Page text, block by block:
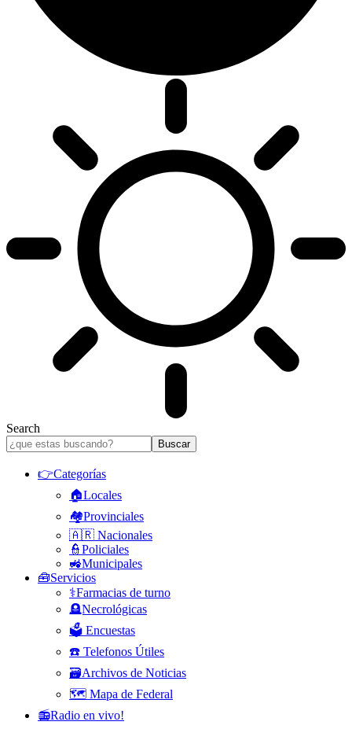
Search
👉Categorías
🏠Locales
🏘️Provinciales
🇦🇷 Nacionales
👮Policiales
🚜Municipales
🧰Servicios
⚕️Farmacias de turno
🪦Necrológicas
🗳️ Encuestas
☎️ Telefonos Útiles
🗃️Archivos de Noticias
🗺️ Mapa de Federal
📻Radio en vivo!